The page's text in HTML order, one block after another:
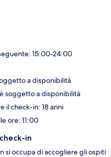
15:00-24:00
a disponibilità
soggetto a disponibilità
il check-in: 18 anni
ore: 11:00
in
si occupa di accogliere gli ospiti